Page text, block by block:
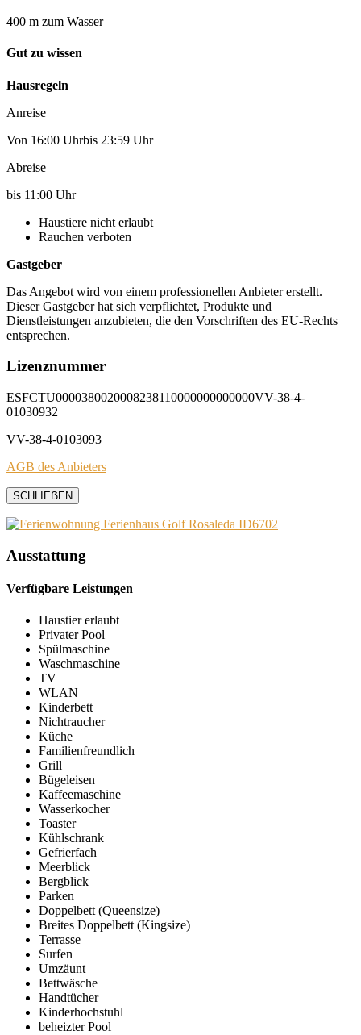
400 m zum Wasser
Gut zu wissen
Hausregeln
Anreise
Von 16:00 Uhrbis 23:59 Uhr
Abreise
bis 11:00 Uhr
Haustiere nicht erlaubt
Rauchen verboten
Gastgeber
Das Angebot wird von einem professionellen Anbieter erstellt.
Dieser Gastgeber hat sich verpflichtet, Produkte und
Dienstleistungen anzubieten, die den Vorschriften des EU-Rechts
entsprechen.
Lizenznummer
ESFCTU0000380020008238110000000000000VV-38-4-
01030932
VV-38-4-0103093
AGB des Anbieters
SCHLIEẞEN
Ausstattung
Verfügbare Leistungen
Haustier erlaubt
Privater Pool
Spülmaschine
Waschmaschine
TV
WLAN
Kinderbett
Nichtraucher
Küche
Familienfreundlich
Grill
Bügeleisen
Kaffeemaschine
Wasserkocher
Toaster
Kühlschrank
Gefrierfach
Meerblick
Bergblick
Parken
Doppelbett (Queensize)
Breites Doppelbett (Kingsize)
Terrasse
Surfen
Umzäunt
Bettwäsche
Handtücher
Kinderhochstuhl
beheizter Pool